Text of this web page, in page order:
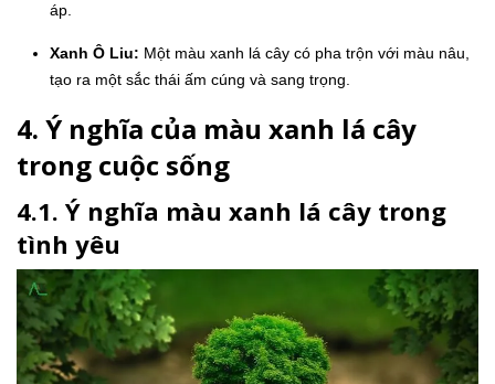
áp.
Xanh Ô Liu: Một màu xanh lá cây có pha trộn với màu nâu,
tạo ra một sắc thái ấm cúng và sang trọng.
4. Ý nghĩa của màu xanh lá cây
trong cuộc sống
4.1. Ý nghĩa màu xanh lá cây trong
tình yêu